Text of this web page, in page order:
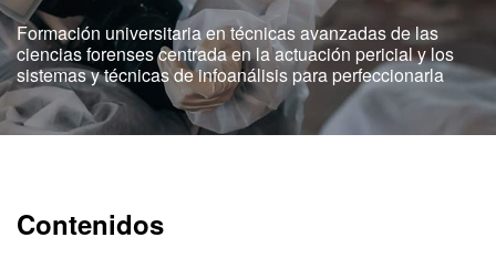
Formación universitaria en técnicas avanzadas de las
ciencias forenses centrada en la actuación pericial y los
sistemas y técnicas de infoanálisis para perfeccionarla
Contenidos